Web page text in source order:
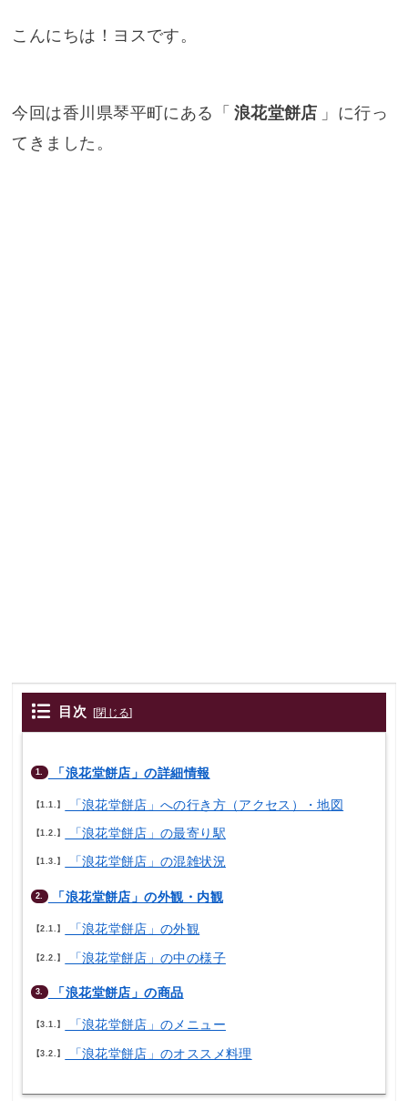
こんにちは！ヨスです。
今回は香川県琴平町にある「 浪花堂餅店 」に行っ
てきました。
目次 [閉じる]
1. 「浪花堂餅店」の詳細情報
1.1. 「浪花堂餅店」への行き方（アクセス）・地図
1.2. 「浪花堂餅店」の最寄り駅
1.3. 「浪花堂餅店」の混雑状況
2. 「浪花堂餅店」の外観・内観
2.1. 「浪花堂餅店」の外観
2.2. 「浪花堂餅店」の中の様子
3. 「浪花堂餅店」の商品
3.1. 「浪花堂餅店」のメニュー
3.2. 「浪花堂餅店」のオススメ料理